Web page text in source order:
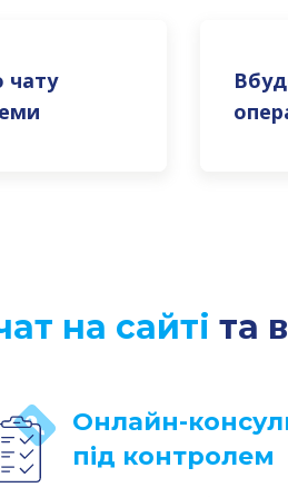
чату
на сайті та
Онлайн-
під контролем